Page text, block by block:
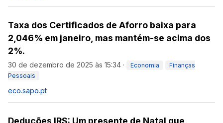
Taxa dos Certificados de Aforro baixa para
2,046% em janeiro, mas mantém-se acima dos
2%.
30 de dezembro de 2025 às 15:34 · Economia
Finanças
Pessoais
eco.sapo.pt
Deduções IRS: Um presente de Natal que